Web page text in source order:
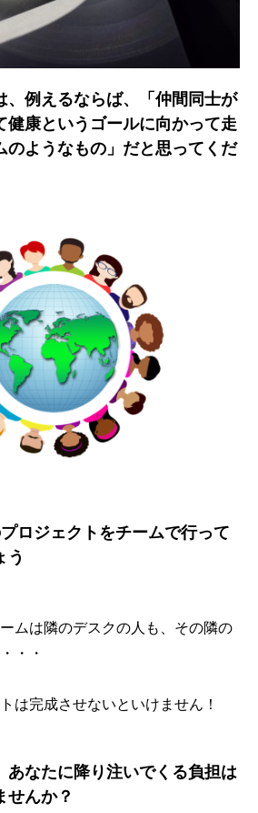
、例えるならば、「仲間同士が
健康というゴールに向かって走
のようなもの」だと思ってくだ
ロジェクトをチームで行って
う
ムは隣のデスクの人も、その隣の
・・
は完成させないといけません！
あなたに降り注いでくる負担は
せんか？